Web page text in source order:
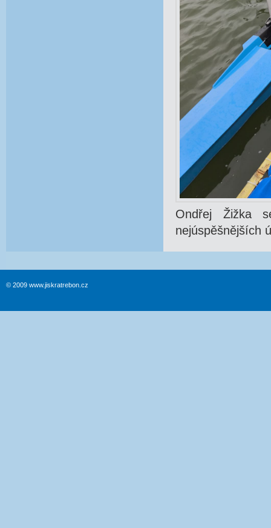
Ondřej Žižka
nejúspěšnějších
© 2009 www.jiskratrebon.cz